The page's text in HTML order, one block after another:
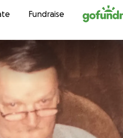
contentFundraise